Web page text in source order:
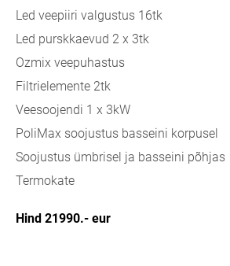
Led veepiiri valgustus 16tk
Led purskkaevud 2 x 3tk
Ozmix veepuhastus
Filtrielemente 2tk
Veesoojendi 1 x 3kW
PoliMax soojustus basseini korpusel
Soojustus ümbrisel ja basseini põhjas
Termokate
Hind 21990.- eur